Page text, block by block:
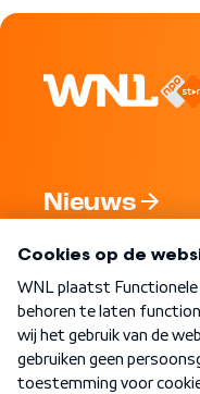
Nieuws
Nieuwsbrief
Word Lid